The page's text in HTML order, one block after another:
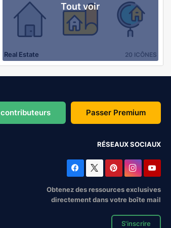
Tout voir
Real Estate 20 ICÔNES
Passer Premium
RÉSEAUX SOCIAUX
Obtenez des ressources exclusives
directement dans votre boîte mail
S'inscrire